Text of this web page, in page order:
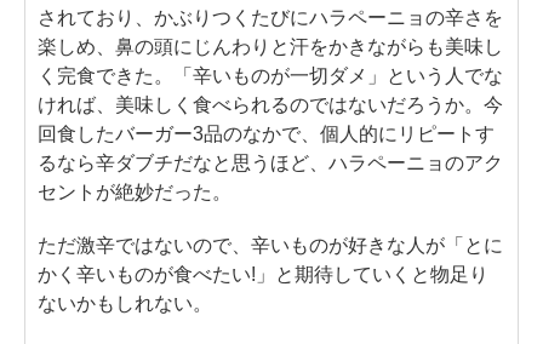
されており、かぶりつくたびにハラペーニョの辛さを
楽しめ、鼻の頭にじんわりと汗をかきながらも美味し
く完食できた。「辛いものが一切ダメ」という人でな
ければ、美味しく食べられるのではないだろうか。今
回食したバーガー3品のなかで、個人的にリピートす
るなら辛ダブチだなと思うほど、ハラペーニョのアク
セントが絶妙だった。
ただ激辛ではないので、辛いものが好きな人が「とに
かく辛いものが食べたい!」と期待していくと物足り
ないかもしれない。